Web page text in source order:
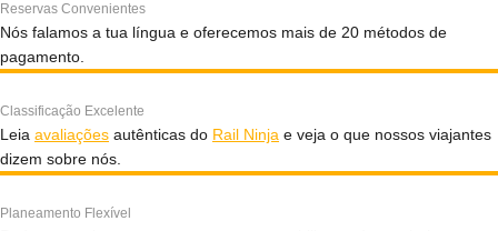
Reservas Convenientes
Nós falamos a tua língua e oferecemos mais de 20 métodos de
pagamento.
Classificação Excelente
Leia avaliações autênticas do Rail Ninja e veja o que nossos viajantes
dizem sobre nós.
Planeamento Flexível